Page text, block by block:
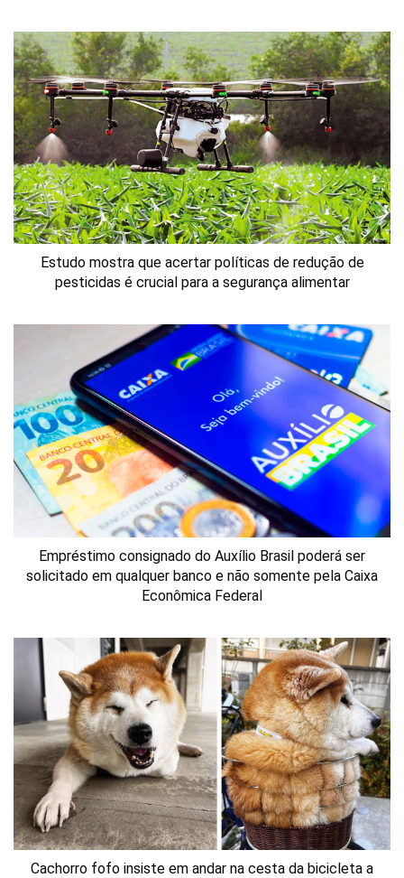
Estudo mostra que acertar políticas de redução de
pesticidas é crucial para a segurança alimentar
Empréstimo consignado do Auxílio Brasil poderá ser
solicitado em qualquer banco e não somente pela Caixa
Econômica Federal
Cachorro fofo insiste em andar na cesta da bicicleta a